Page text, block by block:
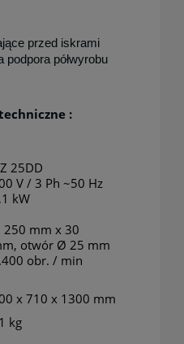
przed iskrami
podpora półwyrobu
:
25DD
V / 3 Ph ~50 Hz
kW
250 mm x 30
otwór Ø 25 mm
obr. / min
x 710 x 1300 mm
kg